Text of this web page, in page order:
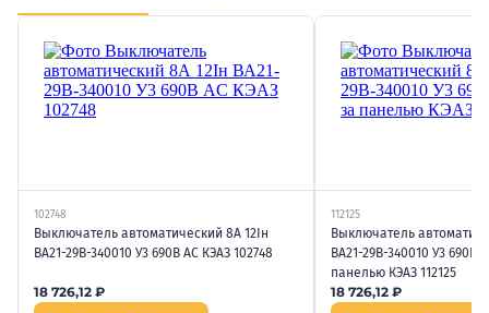
102748
Выключатель автоматический 8А 12Iн
ВА21-29В-340010 У3 690В AC КЭАЗ 102748
18 726,12 ₽
112125
Выключатель
ВА21-29В-340010 У3 690В
панелью КЭАЗ 112125
18 726,12 ₽